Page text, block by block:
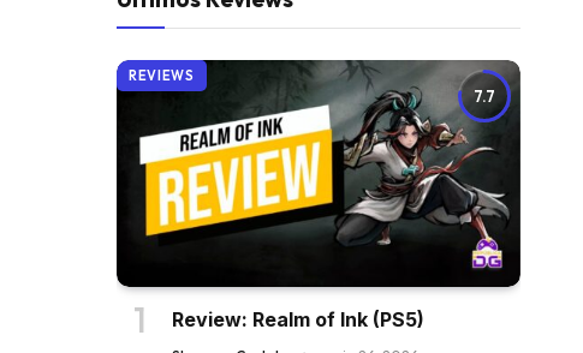
7.7
REVIEWS
Review: Realm of Ink (PS5)